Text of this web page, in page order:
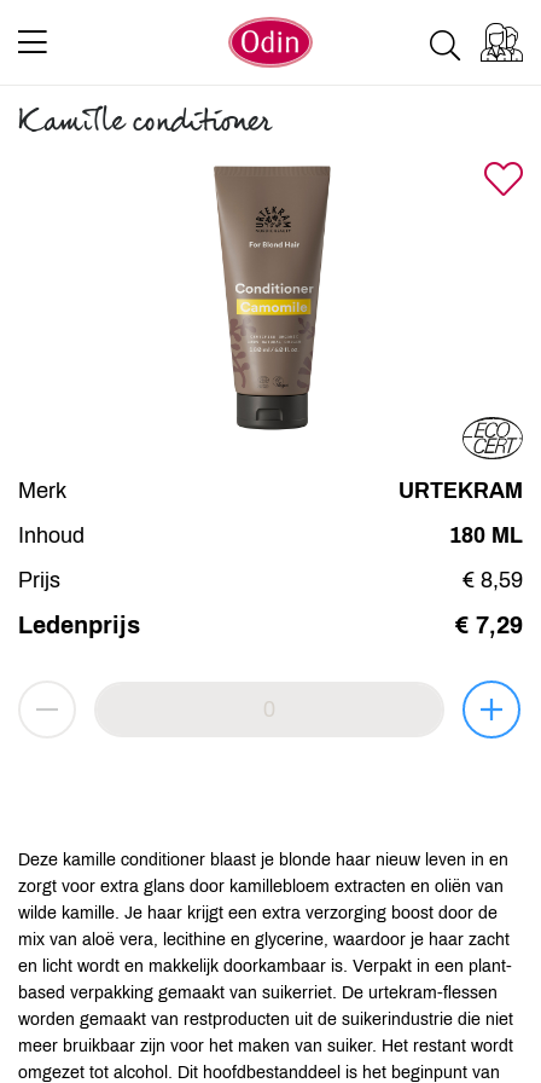
Kamille conditioner
Merk
URTEKRAM
Inhoud
180 ML
Prijs
€ 8,59
Ledenprijs € 7,29
Deze kamille conditioner blaast je blonde haar nieuw leven in en
zorgt voor extra glans door kamillebloem extracten en oliën van
wilde kamille. Je haar krijgt een extra verzorging boost door de
mix van aloë vera, lecithine en glycerine, waardoor je haar zacht
en licht wordt en makkelijk doorkambaar is. Verpakt in een plant-
based verpakking gemaakt van suikerriet. De urtekram-flessen
worden gemaakt van restproducten uit de suikerindustrie die niet
meer bruikbaar zijn voor het maken van suiker. Het restant wordt
omgezet tot alcohol. Dit hoofdbestanddeel is het beginpunt van